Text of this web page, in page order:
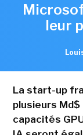
leur
La start-up
plusieurs
capacités